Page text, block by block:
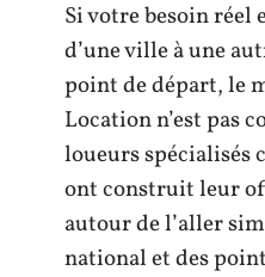
Si votre besoin réel
d’une ville à une
point de départ, le
Location n’est pas
loueurs spécialisés
ont construit leur
autour de l’aller
national et des